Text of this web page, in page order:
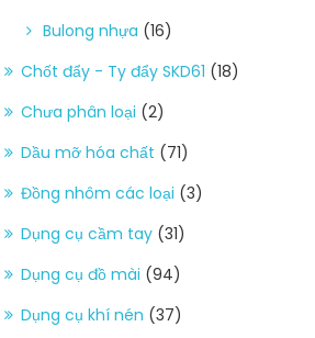
Bulong nhựa (16)
Chốt đẩy - Ty đẩy SKD61 (18)
Chưa phân loại (2)
Dầu mỡ hóa chất (71)
Đồng nhôm các loại (3)
Dụng cụ cầm tay (31)
Dụng cụ đồ mài (94)
Dụng cụ khí nén (37)